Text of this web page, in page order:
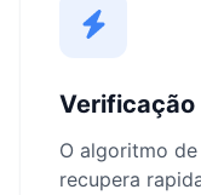
O algoritmo
recupera